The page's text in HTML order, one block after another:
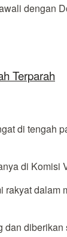
dengan
Terparah
di tengah
di
diberikan